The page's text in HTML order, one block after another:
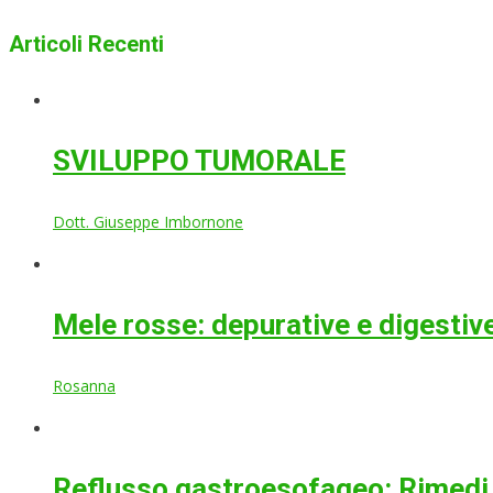
Articoli Recenti
SVILUPPO TUMORALE
Dott. Giuseppe Imbornone
Mele rosse: depurative e
Rosanna